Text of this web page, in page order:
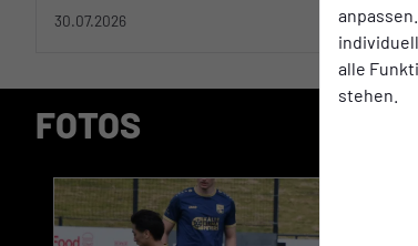
alle
stehen.
30.07.2026
FOTOS